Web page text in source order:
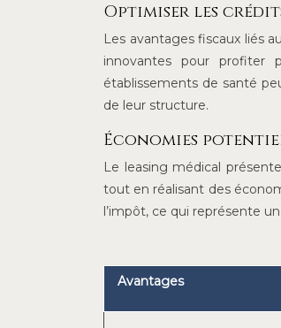
Optimiser les
Les avantages fiscaux liés
innovantes pour profiter
établissements de santé
de leur structure.
Économies
Le leasing médical
tout en réalisant des
l’impôt, ce qui représente
Avantages